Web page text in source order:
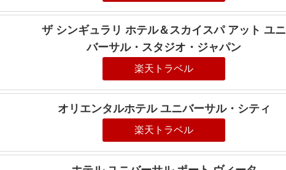
ザ シンギュラリ ホテル＆スカイスパ アット ユニ
バーサル・スタジオ・ジャパン
楽天トラベル
オリエンタルホテル ユニバーサル・シティ
楽天トラベル